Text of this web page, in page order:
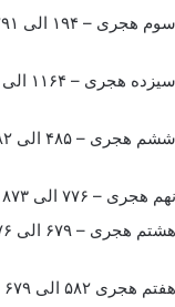
– ۱۹۴ الی ۲۹۱ شمسی
هجری – ۱۱۶۴ الی ۱۲۶۱ شمسی
– ۴۸۵ الی ۵۸۲ شمسی
– ۷۷۶ الی ۸۷۳ شمسی
هجری – ۶۷۹ الی ۷۷۶ شمسی
۵۸۲ الی ۶۷۹ شمسی